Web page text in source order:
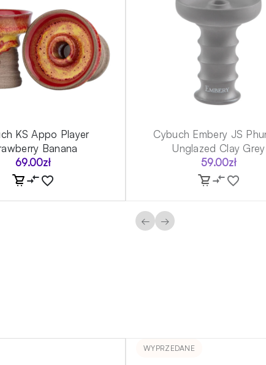
KS Appo Player
Banana
69.00zł
Cybuch Embery JS
Unglazed Clay Grey
59.00zł
← →
WYPRZEDANE